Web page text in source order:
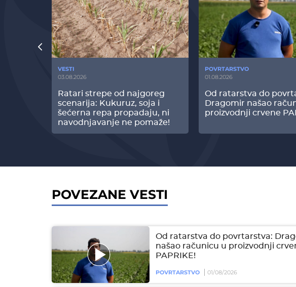
VESTI
03.08.2026
Ratari strepe od najgoreg
scenarija: Kukuruz, soja i
šećerna repa propadaju, ni
navodnjavanje ne pomaže!
POVRTARSTVO
01.08.2026
Od ratarstva do
Dragomir našao
proizvodnji crvene
POVEZANE VESTI
Od ratarstva do povrtarstva:
našao računicu u proizvodnji
PAPRIKE!
POVRTARSTVO 01/08/2026